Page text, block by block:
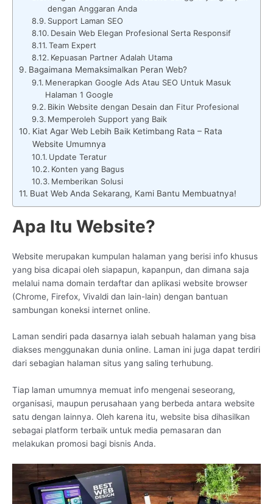
dengan Anggaran Anda
Support Laman SEO
Desain Web Elegan Profesional Serta Responsif
Team Expert
Kepuasan Partner Adalah Utama
Bagaimana Memaksimalkan Peran Web?
Menerapkan Google Ads Atau SEO Untuk Masuk
Halaman 1 Google
Bikin Website dengan Desain dan Fitur Profesional
Memperoleh Support yang Baik
Kiat Agar Web Lebih Baik Ketimbang Rata – Rata
Website Umumnya
Update Teratur
Konten yang Bagus
Memberikan Solusi
Buat Web Anda Sekarang, Kami Bantu Membuatnya!
Apa Itu Website?
Website merupakan kumpulan halaman yang berisi info khusus
yang bisa dicapai oleh siapapun, kapanpun, dan dimana saja
melalui nama domain terdaftar dan aplikasi website browser
(Chrome, Firefox, Vivaldi dan lain-lain) dengan bantuan
sambungan koneksi internet online.
Laman sendiri pada dasarnya ialah sebuah halaman yang bisa
diakses menggunakan dunia online. Laman ini juga dapat terdiri
dari sebagian halaman situs yang saling terhubung.
Tiap laman umumnya memuat info mengenai seseorang,
organisasi, maupun perusahaan yang berbeda antara website
satu dengan lainnya. Oleh karena itu, website bisa dihasilkan
sebagai platform terbaik untuk media pemasaran dan
melakukan promosi bagi bisnis Anda.